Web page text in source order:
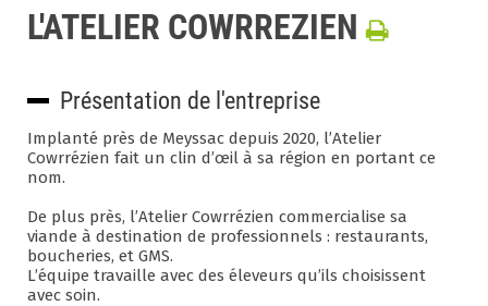
L'ATELIER COWRREZIEN
Présentation de l'entreprise
Implanté près de Meyssac depuis 2020, l’Atelier
Cowrrézien fait un clin d’œil à sa région en portant ce
nom.
De plus près, l’Atelier Cowrrézien commercialise sa
viande à destination de professionnels : restaurants,
boucheries, et GMS.
L’équipe travaille avec des éleveurs qu’ils choisissent
avec soin.